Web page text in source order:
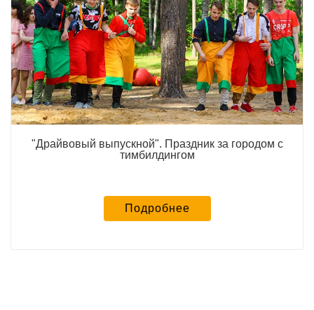
"Драйвовый выпускной". Праздник за городом с
тимбилдингом
Подробнее